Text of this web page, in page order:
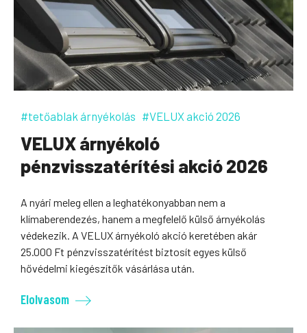
#tetőablak árnyékolás #VELUX akció 2026
VELUX árnyékoló
pénzvisszatérítési akció 2026
A nyári meleg ellen a leghatékonyabban nem a
klímaberendezés, hanem a megfelelő külső árnyékolás
védekezik. A VELUX árnyékoló akció keretében akár
25.000 Ft pénzvisszatérítést biztosít egyes külső
hővédelmi kiegészítők vásárlása után.
Elolvasom